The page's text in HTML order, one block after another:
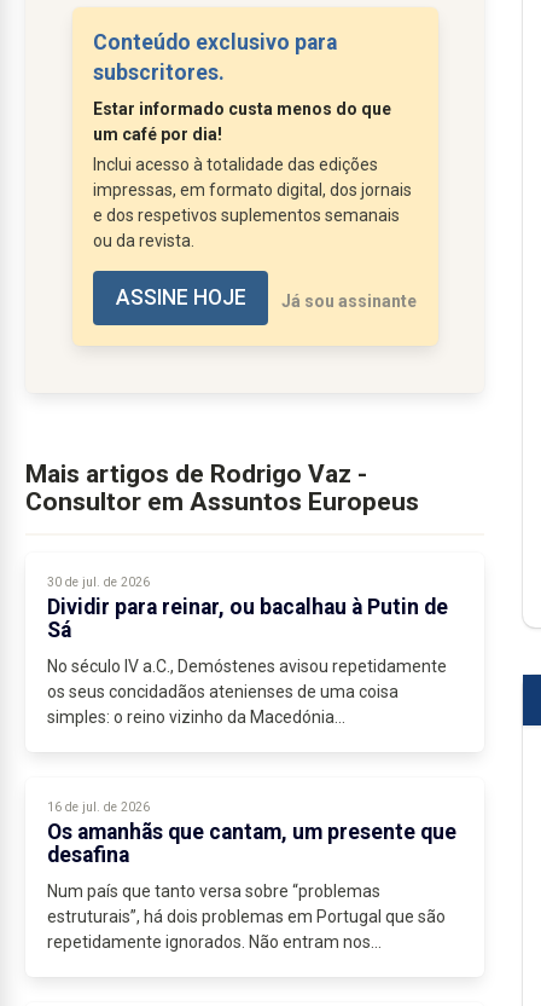
décadas acontecem”. As últimas duas
semanas assentam esta descrição na
Os EUA montaram uma intervenção
militar na Venezuela para capturar
Nicolás Maduro. Segundo a própria
narrativa americana, tratou-se de uma
operação “limitada” e focada no
cumprimento...
Conteúdo exclusivo para
subscritores.
Estar informado custa menos do que
um café por dia!
Inclui acesso à totalidade das edições
impressas, em formato digital, dos jornais
e dos respetivos suplementos semanais
ou da revista.
ASSINE HOJE Já sou assinante
Mais artigos de Rodrigo Vaz -
Consultor em Assuntos Europeus
30 de jul. de 2026
Dividir para reinar, ou bacalhau à Putin de
Sá
No século IV a.C., Demóstenes avisou repetidamente
os seus concidadãos atenienses de uma coisa
simples: o reino vizinho da Macedónia...
16 de jul. de 2026
Os amanhãs que cantam, um presente que
desafina
Num país que tanto versa sobre “problemas
estruturais”, há dois problemas em Portugal que são
repetidamente ignorados. Não entram nos